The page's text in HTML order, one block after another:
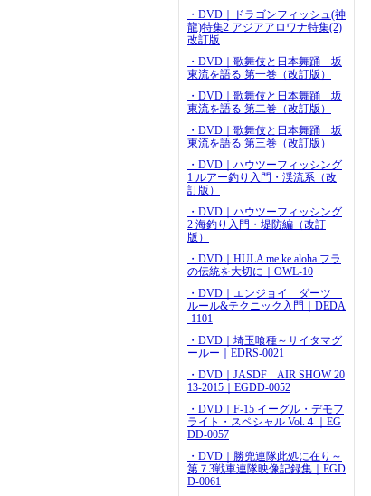
・DVD｜ドラゴンフィッシュ(神
龍)特集2 アジアアロワナ特集(2)
改訂版
・DVD｜歌舞伎と日本舞踊 坂
東流を語る 第一巻（改訂版）
・DVD｜歌舞伎と日本舞踊 坂
東流を語る 第二巻（改訂版）
・DVD｜歌舞伎と日本舞踊 坂
東流を語る 第三巻（改訂版）
・DVD｜ハウツーフィッシング
1 ルアー釣り入門・渓流系（改
訂版）
・DVD｜ハウツーフィッシング
2 海釣り入門・堤防編（改訂
版）
・DVD｜HULA me ke aloha フラ
の伝統を大切に｜OWL-10
・DVD｜エンジョイ ダーツ
ルール&テクニック入門｜DEDA
-1101
・DVD｜埼玉喰種～サイタマグ
ールー｜EDRS-0021
・DVD｜JASDF AIR SHOW 20
13-2015｜EGDD-0052
・DVD｜F-15 イーグル・デモフ
ライト・スペシャル Vol.４｜EG
DD-0057
・DVD｜勝兜連隊此処に在り～
第７3戦車連隊映像記録集｜EGD
D-0061